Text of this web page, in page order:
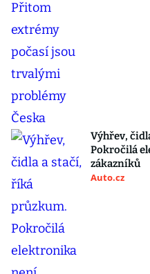
Výhřev,
Pokročilá
zákazníků
Auto.cz